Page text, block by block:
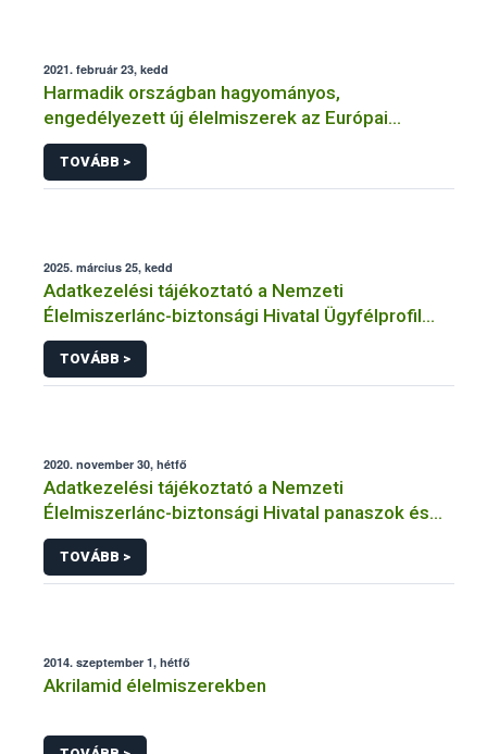
2021. február 23, kedd
Harmadik országban hagyományos,
engedélyezett új élelmiszerek az Európai
Unióban
TOVÁBB >
2025. március 25, kedd
Adatkezelési tájékoztató a Nemzeti
Élelmiszerlánc-biztonsági Hivatal Ügyfélprofil
Rendszerben kistermelői tevékenység
témakörben intézhető közhatalmi eljárásaihoz
kapcsolódó adatkezeléséhez
TOVÁBB >
2020. november 30, hétfő
Adatkezelési tájékoztató a Nemzeti
Élelmiszerlánc-biztonsági Hivatal panaszok és
közérdekű bejelentések kezeléséhez
kapcsolódó adatkezeléséhez
TOVÁBB >
2014. szeptember 1, hétfő
Akrilamid élelmiszerekben